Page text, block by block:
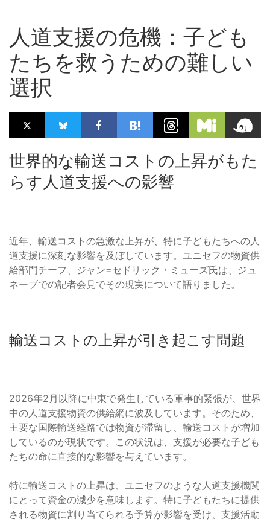
人道支援の危機：子ども
たちを救うための難しい
選択
世界的な輸送コストの上昇がもた
らす人道支援への影響
近年、輸送コストの急激な上昇が、特に子どもたちへの人
道支援に深刻な影響を及ぼしています。ユニセフの物資供
給部門チーフ、ジャン=セドリック・ミューズ氏は、ジュ
ネーブでの記者会見でその現実について語りました。
輸送コストの上昇が引き起こす問題
2026年2月以降に中東で発生している軍事的緊張が、世界
中の人道支援物資の供給網に波及しています。そのため、
主要な国際輸送経路では物資が滞留し、輸送コストが増加
しているのが現状です。この状況は、支援が必要な子ども
たちの命に直接的な影響を与えています。
特に輸送コストの上昇は、ユニセフのような人道支援機関
にとって資金の減少を意味します。特に子どもたちに提供
される物資に割り当てられる予算が影響を受け、支援活動